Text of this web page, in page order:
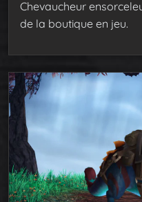
Chevaucheur
de la boutique en jeu.